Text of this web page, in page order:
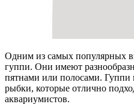
Одним из самых популярных
гуппи. Они имеют
пятнами или полосами.
рыбки, которые отлично
аквариумистов.